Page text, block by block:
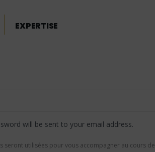
EXPERTISE
will be sent to your email address.
seront utilisées pour vous accompagner au cours de